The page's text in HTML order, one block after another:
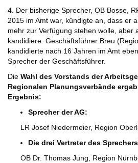
4. Der bisherige Sprecher, OB Bosse,
2015 im Amt war, kündigte an, dass er
mehr zur Verfügung stehen wolle, aber
kandidiere. Geschäftsführer Breu
kandidierte nach 16 Jahren im Amt
Sprecher der Geschäftsführer.
Die Wahl des Vorstands der
Regionalen Planungsverbände
Ergebnis:
Sprecher der AG:
LR Josef Niedermeier, Region
Die drei Vertreter des
OB Dr. Thomas Jung, Region